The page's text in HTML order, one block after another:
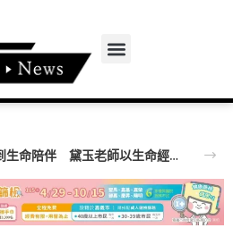
【百工達人】 從音樂教育到生命陪伴 黛玉老師以生命經驗打造共學平台